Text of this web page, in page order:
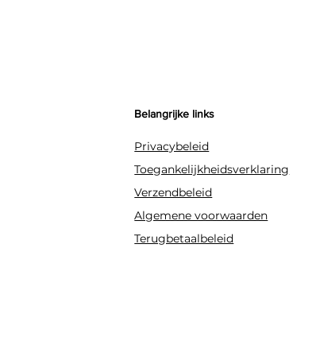
Belangrijke links
Privacybeleid
Toegankelijkheidsverklaring
Verzendbeleid
Algemene voorwaarden
Terugbetaalbeleid